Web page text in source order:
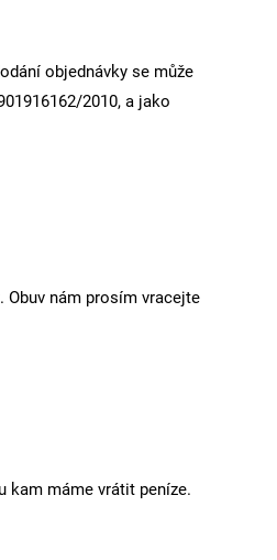
objednávky se může
2010, a jako
Obuv nám prosím vracejte
kam máme vrátit peníze.